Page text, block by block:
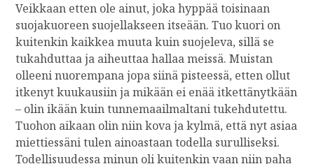
Veikkaan etten ole ainut, joka hyppää toisinaan
suojakuoreen suojellakseen itseään. Tuo kuori on
kuitenkin kaikkea muuta kuin suojeleva, sillä se
tukahduttaa ja aiheuttaa hallaa meissä. Muistan
olleeni nuorempana jopa siinä pisteessä, etten ollut
itkenyt kuukausiin ja mikään ei enää itkettänytkään
– olin ikään kuin tunnemaailmaltani tukehdutettu.
Tuohon aikaan olin niin kova ja kylmä, että nyt asiaa
miettiessäni tulen ainoastaan todella surulliseksi.
Todellisuudessa minun oli kuitenkin vaan niin paha